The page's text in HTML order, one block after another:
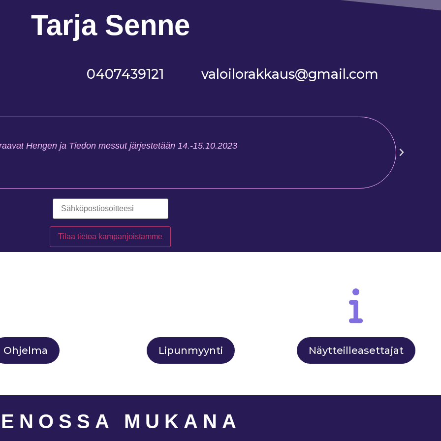
Tarja Senne
0407439121 valoilorakkaus@gmail.com
Hengen ja Tiedon messut järjestetään 14.-15.10.2023
Ohjelma Lipunmyynti Näytteilleasettajat
MUKANA